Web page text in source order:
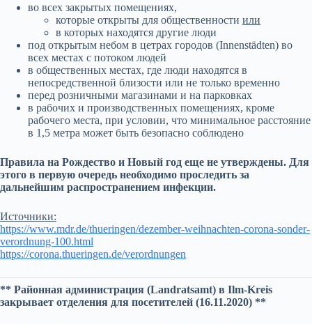
во всех закрытых помещениях,
которые открыты для общественности или
в которых находятся другие люди
под открытым небом в цетрах городов (Innenstädten) во
всех местах с потоком людей
в общественных местах, где люди находятся в
непосредственной близости или не только временно
перед розничными магазинами и на парковках
в рабочих и производственных помещениях, кроме
рабочего места, при условии, что минимальное расстояние
в 1,5 метра может быть безопасно соблюдено
Правила на Рождество и Новый год еще не утверждены. Для
этого в первую очередь необходимо проследить за
дальнейшим распространением инфекции.
Источники:
https://www.mdr.de/thueringen/dezember-weihnachten-corona-sonder-
verordnung-100.html
https://corona.thueringen.de/verordnungen
** Районная администрация (Landratsamt) в Ilm-Kreis
закрывает отделения для посетителей (16.11.2020) **